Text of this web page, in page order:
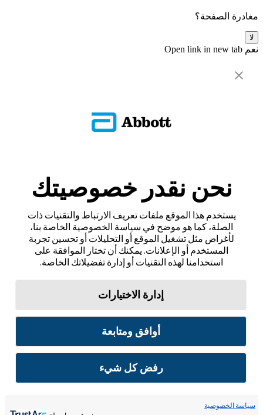
مغادرة الصفحة؟
لا
نعم Open link in new tab
نحن نقدر خصوصيتك
يستخدم هذا الموقع ملفات تعريف الارتباط والتقنيات ذات
الصلة، كما هو موضح في سياسة الخصوصية الخاصة بنا،
لأغراض مثل تشغيل الموقع أو التحليلات أو تحسين تجربة
المستخدم أو الإعلانات. يمكنك أن تختار الموافقة على
استخدامنا لهذه التقنيات أو إدارة تفضيلاتك الخاصة.
إدارة الاختيارات
أوافق ومتابعة
رفض كل شيء
سياسة الخصوصية